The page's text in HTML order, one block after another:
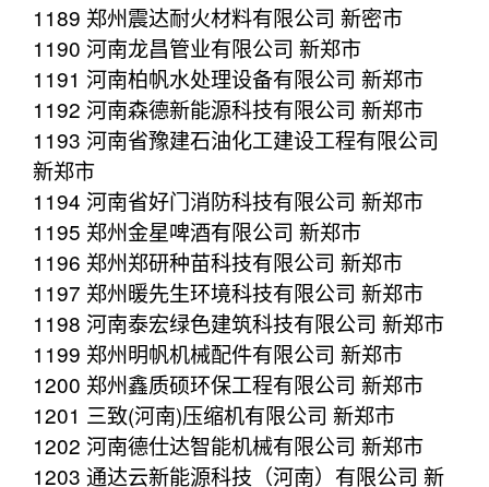
1189 郑州震达耐火材料有限公司 新密市
1190 河南龙昌管业有限公司 新郑市
1191 河南柏帆水处理设备有限公司 新郑市
1192 河南森德新能源科技有限公司 新郑市
1193 河南省豫建石油化工建设工程有限公司
新郑市
1194 河南省好门消防科技有限公司 新郑市
1195 郑州金星啤酒有限公司 新郑市
1196 郑州郑研种苗科技有限公司 新郑市
1197 郑州暖先生环境科技有限公司 新郑市
1198 河南泰宏绿色建筑科技有限公司 新郑市
1199 郑州明帆机械配件有限公司 新郑市
1200 郑州鑫质硕环保工程有限公司 新郑市
1201 三致(河南)压缩机有限公司 新郑市
1202 河南德仕达智能机械有限公司 新郑市
1203 通达云新能源科技（河南）有限公司 新